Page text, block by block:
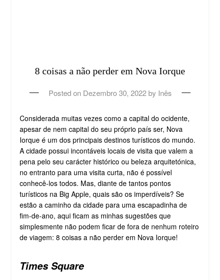
8 coisas a não perder em Nova Iorque
Posted on Dezembro 30, 2022by Inês
Considerada muitas vezes como a capital do ocidente,
apesar de nem capital do seu próprio país ser, Nova
Iorque é um dos principais destinos turísticos do mundo.
A cidade possui incontáveis locais de visita que valem a
pena pelo seu carácter histórico ou beleza arquitetónica,
no entranto para uma visita curta, não é possível
conhecê-los todos. Mas, diante de tantos pontos
turísticos na Big Apple, quais são os imperdíveis? Se
estão a caminho da cidade para uma escapadinha de
fim-de-ano, aqui ficam as minhas sugestões que
simplesmente não podem ficar de fora de nenhum roteiro
de viagem: 8 coisas a não perder em Nova Iorque!
Times Square